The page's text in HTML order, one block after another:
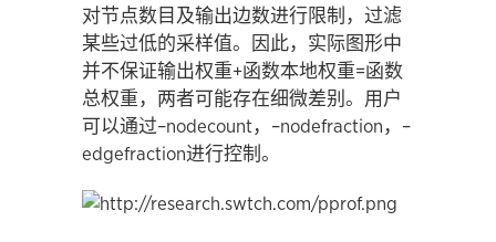
对节点数目及输出边数进行限制，过滤
某些过低的采样值。因此，实际图形中
并不保证输出权重+函数本地权重=函数
总权重，两者可能存在细微差别。用户
可以通过–nodecount，–nodefraction，–
edgefraction进行控制。